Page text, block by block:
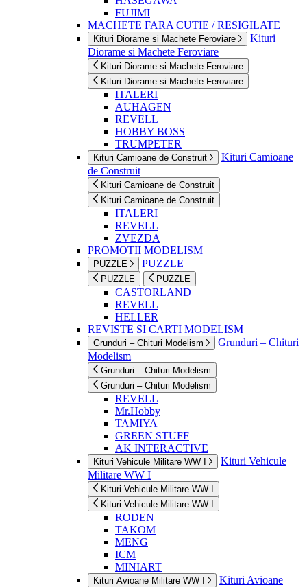
FUJIMI
MACHETE FARA CUTIE / RESIGILATE
Kituri Diorame si Machete Feroviare
Kituri
Diorame si Machete Feroviare
Kituri Diorame si Machete Feroviare
Kituri Diorame si Machete Feroviare
ITALERI
AUHAGEN
REVELL
HOBBY BOSS
TRUMPETER
Kituri Camioane de Construit
Kituri Camioane
de Construit
Kituri Camioane de Construit
Kituri Camioane de Construit
ITALERI
REVELL
ZVEZDA
PROMOTII MODELISM
PUZZLE PUZZLE
PUZZLE PUZZLE
CASTORLAND
REVELL
HELLER
REVISTE SI CARTI MODELISM
Grunduri – Chituri Modelism
Grunduri – Chituri
Modelism
Grunduri – Chituri Modelism
Grunduri – Chituri Modelism
REVELL
Mr.Hobby
TAMIYA
GREEN STUFF
AK INTERACTIVE
Kituri Vehicule Militare WW I
Kituri Vehicule
Militare WW I
Kituri Vehicule Militare WW I
Kituri Vehicule Militare WW I
RODEN
TAKOM
MENG
ICM
MINIART
Kituri Avioane Militare WW I
Kituri Avioane